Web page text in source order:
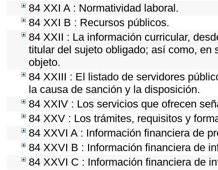
84 XXI A : Normatividad laboral.
84 XXI B : Recursos públicos.
84 XXII : La información curricular,
titular del sujeto obligado; así como,
objeto.
84 XXIII : El listado de servidores
la causa de sanción y la disposición.
84 XXIV : Los servicios que ofrecen
84 XXV : Los trámites, requisitos y
84 XXVI A : Información financiera de
84 XXVI B : Información financiera de
84 XXVI C : Información financiera de